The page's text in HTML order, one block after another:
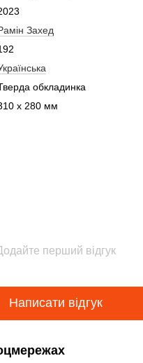
Захед
обкладинка
x 280 мм
перший відгук
Написати відгук